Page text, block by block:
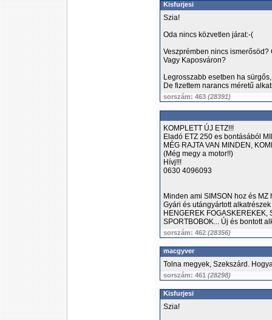
Kisfurjesi
Szia!
Oda nincs közvetlen járat:-(
Veszprémben nincs
Vagy Kaposváron?
Legrosszabb esetben ha
De fizettem narancs méretű
sorszám: 463 (28391)
KOMPLETT ÚJ ETZ!!!
Eladó ETZ 250 es bontásából
MÉG RAJTA VAN MINDEN,
(Még megy a motor!!)
Hívj!!!
0630 4096093
Minden ami SIMSON hoz és
Gyári és utángyártott
HENGEREK FOGASKEREKEK,
SPORTBOBOK... Új és bontott
sorszám: 462 (28356)
macgyver
Tolna megyek, Szekszárd.
sorszám: 461 (28298)
Kisfurjesi
Szia!